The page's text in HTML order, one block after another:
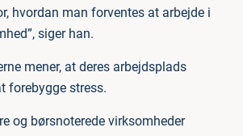
hvordan man forventes at arbejde i
siger han.
mener, at deres arbejdsplads
forebygge stress.
og børsnoterede virksomheder